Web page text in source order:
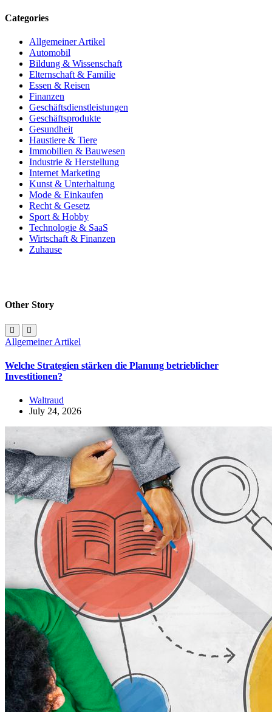
Categories
Allgemeiner Artikel
Automobil
Bildung & Wissenschaft
Elternschaft & Familie
Essen & Reisen
Finanzen
Geschäftsdienstleistungen
Geschäftsprodukte
Gesundheit
Haustiere & Tiere
Immobilien & Bauwesen
Industrie & Herstellung
Internet Marketing
Kunst & Unterhaltung
Mode & Einkaufen
Recht & Gesetz
Sport & Hobby
Technologie & SaaS
Wirtschaft & Finanzen
Zuhause
Other Story
Allgemeiner Artikel
Welche Strategien stärken die Planung betrieblicher
Investitionen?
Waltraud
July 24, 2026